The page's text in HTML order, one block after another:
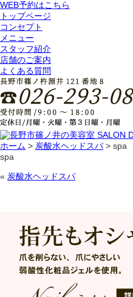
WEB予約はこちら
トップページ
コンセプト
メニュー
スタッフ紹介
店舗のご案内
よくある質問
ホーム > 炭酸水ヘッドスパ > spa
spa
« 炭酸水ヘッドスパ